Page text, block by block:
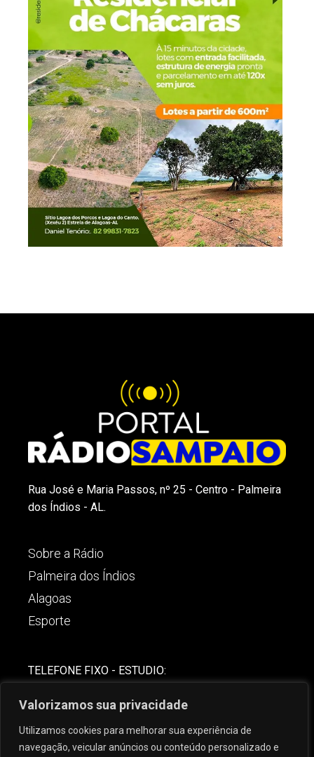
Valorizamos sua privacidade
Utilizamos cookies para melhorar sua experiência de
navegação, veicular anúncios ou conteúdo personalizado e
Rua José e Maria Passos, nº 25 - Centro - Palmeira
dos Índios - AL.
Sobre a Rádio
Palmeira dos Índios
Alagoas
Esporte
TELEFONE FIXO - ESTUDIO:
(82) 99621-8806